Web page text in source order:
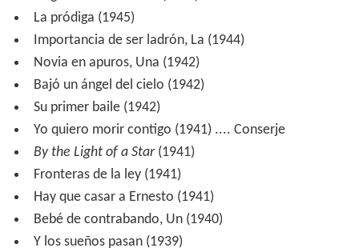
La pródiga (1945)
Importancia de ser ladrón, La (1944)
Novia en apuros, Una (1942)
Bajó un ángel del cielo (1942)
Su primer baile (1942)
Yo quiero morir contigo (1941) .... Conserje
By the Light of a Star(1941)
Fronteras de la ley (1941)
Hay que casar a Ernesto (1941)
Bebé de contrabando, Un (1940)
Y los sueños pasan (1939)